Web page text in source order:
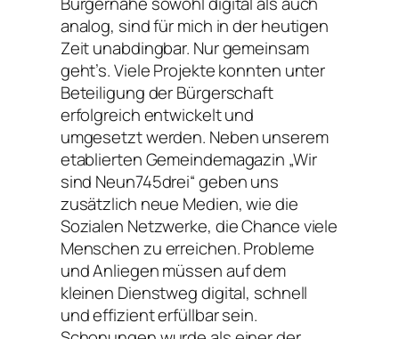
analog, sind für mich in der heutigen
Zeit unabdingbar. Nur gemeinsam
geht’s. Viele Projekte konnten unter
Beteiligung der Bürgerschaft
erfolgreich entwickelt und
umgesetzt werden. Neben unserem
etablierten Gemeindemagazin „Wir
sind Neun745drei“ geben uns
zusätzlich neue Medien, wie die
Sozialen Netzwerke, die Chance viele
Menschen zu erreichen. Probleme
und Anliegen müssen auf dem
kleinen Dienstweg digital, schnell
und effizient erfüllbar sein.